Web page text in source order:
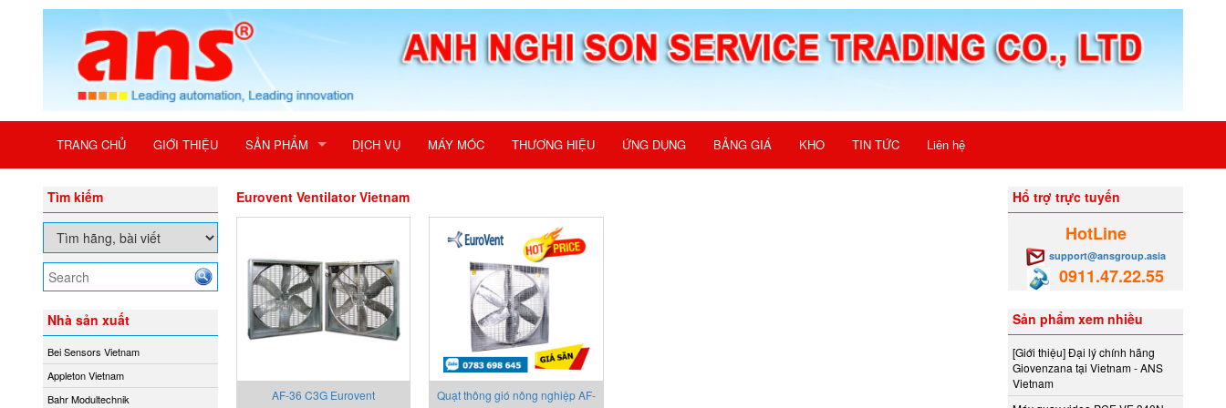
TRANG CHỦ GIỚI THIỆU SẢN PHẨM DỊCH VỤ MÁY MÓC THƯƠNG HIỆU ỨNG DỤNG BẢNG GIÁ KHO TIN TỨC Liên hệ
Tìm kiếm
Nhà sản xuất
Bei Sensors Vietnam
Appleton Vietnam
Bahr Modultechnik
Eurovent Ventilator Vietnam
AF-36 C3G Eurovent
Quạt thông gió nông nghiệp AF-
Hổ trợ trực tuyến
HotLine
support@ansgroup.asia
0911.47.22.55
Sản phẩm xem nhiều
[Giới thiệu] Đại lý chính hãng
Giovenzana tại Vietnam - ANS
Vietnam